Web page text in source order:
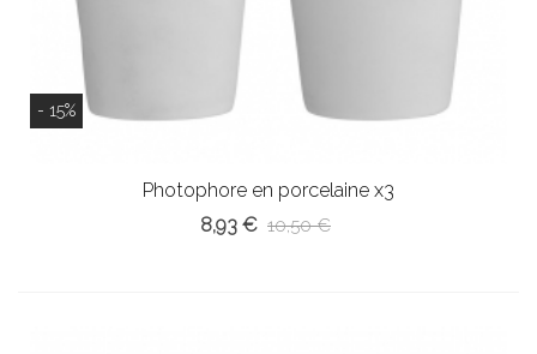
- 15%
Photophore en porcelaine x3
8,93 € 10,50 €